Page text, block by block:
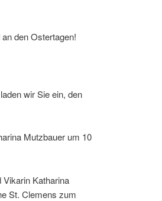
den Ostertagen!
wir Sie ein, den
Mutzbauer um 10
Katharina
St. Clemens zum